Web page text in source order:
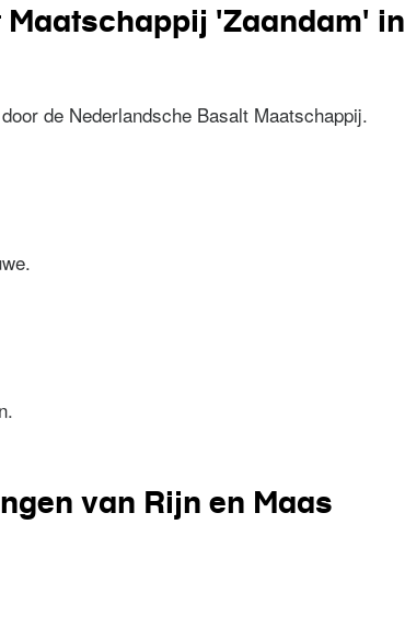
'Zaandam' in
de Nederlandsche Basalt Maatschappij.
van Rijn en Maas